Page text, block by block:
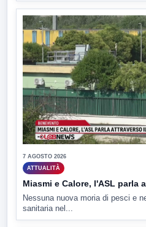
7 AGOSTO 2026
ATTUALITÀ
Miasmi e Calore, l'ASL parla
Nessuna nuova moria di pesci e
sanitaria nel...